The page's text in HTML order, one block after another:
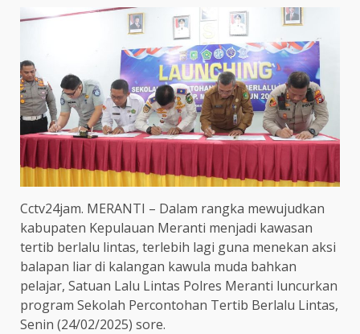
Cctv24jam. MERANTI – Dalam rangka mewujudkan
kabupaten Kepulauan Meranti menjadi kawasan
tertib berlalu lintas, terlebih lagi guna menekan aksi
balapan liar di kalangan kawula muda bahkan
pelajar, Satuan Lalu Lintas Polres Meranti luncurkan
program Sekolah Percontohan Tertib Berlalu Lintas,
Senin (24/02/2025) sore.